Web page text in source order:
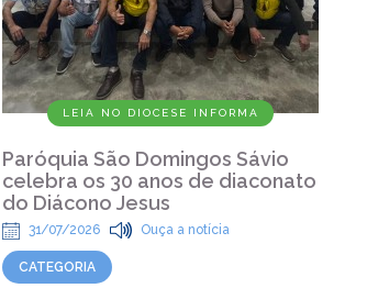
LEIA NO DIOCESE INFORMA
Paróquia São Domingos Sávio
celebra os 30 anos de diaconato
do Diácono Jesus
31/07/2026 Ouça a notícia
CATEGORIA